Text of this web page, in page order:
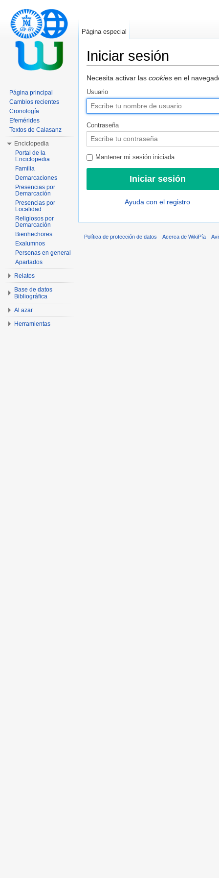
Iniciar sesión
Necesita activar las cookies en el
Usuario
Contraseña
Mantener mi sesión iniciada
Ayuda con el registro
Página especial
Página principal
Cambios recientes
Cronología
Efemérides
Textos de Calasanz
Enciclopedia
Portal de la
Enciclopedia
Familia
Demarcaciones
Presencias por
Demarcación
Presencias por
Localidad
Religiosos por
Demarcación
Bienhechores
Exalumnos
Personas en general
Apartados
Relatos
Base de datos
Bibliográfica
Al azar
Herramientas
Política de protección de datos Acerca de WikiPía